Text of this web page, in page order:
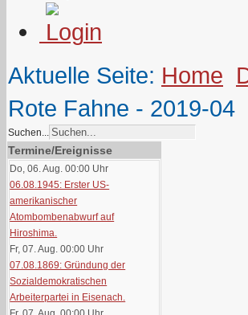
Aktuelle Seite: Home
Rote Fahne - 2019-04
Suchen...
Termine/Ereignisse
Do, 06. Aug. 00:00 Uhr
06.08.1945: Erster US-
amerikanischer
Atombombenabwurf auf
Hiroshima.
Fr, 07. Aug. 00:00 Uhr
07.08.1869: Gründung der
Sozialdemokratischen
Arbeiterpartei in Eisenach.